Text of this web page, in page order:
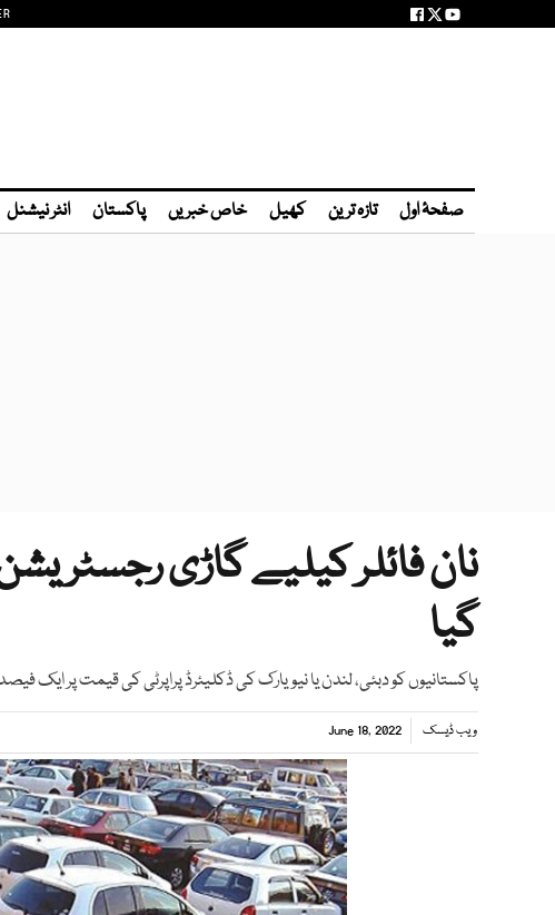
صفحۂ اول تازہ ترین کھیل خاص خبریں پاکستان انٹر نیشنل
گیا
پاکستانیوں کو دبئی، لندن یا نیویارک کی ڈکلیئرڈ پراپرٹی کی قیمت پر ایک
ویب ڈیسک June 18, 2022